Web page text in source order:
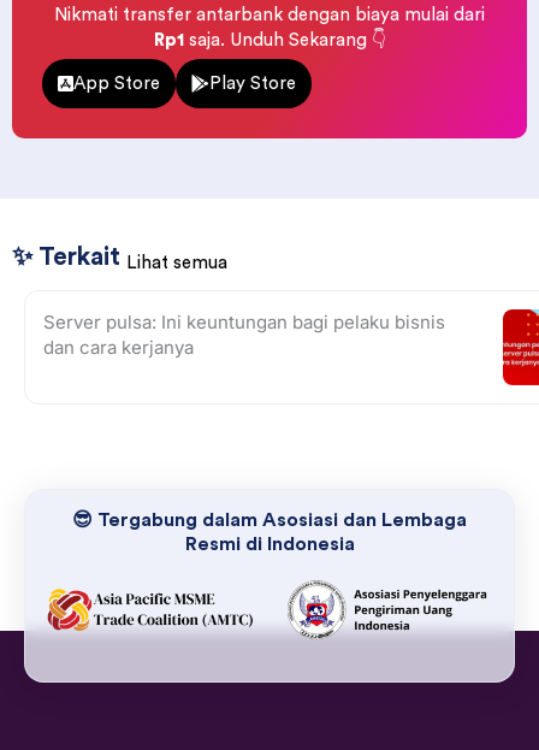
Nikmati transfer antarbank dengan biaya mulai dari
Rp1 saja. Unduh Sekarang 👇
App Store Play Store
✨ Terkait Lihat semua
Server pulsa: Ini keuntungan bagi pelaku bisnis
dan cara kerjanya
😎 Tergabung dalam Asosiasi dan Lembaga
Resmi di Indonesia